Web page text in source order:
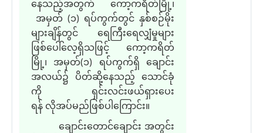
နေသည့်အတွက် ကော့ကရိတ်မြို့၊
အမှတ် (၁) ရပ်ကွက်တွင် နှစ်စဉ်မိုး
များချိန်တွင် ရေကြီးရေလျှံမှုများ
ဖြစ်ပေါ်လေ့ရှိသဖြင့် ကော့ကရိတ်
မြို့၊ အမှတ်(၁) ရပ်ကွက်ရှိ ချောင်း
အလယ်၌ ပိတ်ဆို့နေသည့် သောင်ခုံ
ကို ရှင်းလင်းဖယ်ရှားပေး
ရန် လိုအပ်မည်ဖြစ်ပါကြောင်း။
ချောင်းတောင်ချောင်း အတွင်း